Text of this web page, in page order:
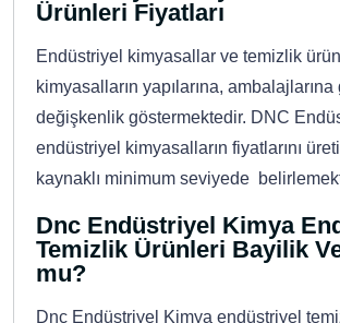
Ürünleri Fiyatları
Endüstriyel kimyasallar ve temizlik
kimyasalların yapılarına, ambalajlarına
değişkenlik göstermektedir. DNC
endüstriyel kimyasalların fiyatlarını
kaynaklı minimum seviyede
Dnc Endüstriyel Kimya
Temizlik Ürünleri Bayilik
mu?
Dnc Endüstriyel Kimya endüstriyel